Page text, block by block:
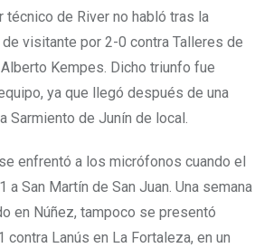
técnico de River no habló tras la
visitante por 2-0 contra Talleres de
Kempes. Dicho triunfo fue
ya que llegó después de una
Sarmiento de Junín de local.
enfrentó a los micrófonos cuando el
a San Martín de San Juan. Una semana
en Núñez, tampoco se presentó
contra Lanús en La Fortaleza, en un